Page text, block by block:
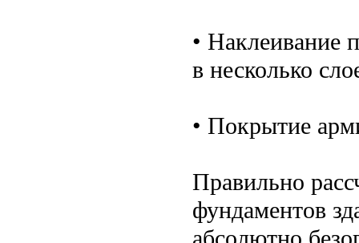
• Наклеивание
в несколько
• Покрытие
Правильно
фундаментов